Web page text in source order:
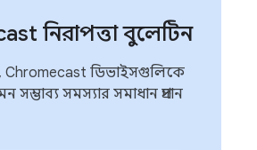
নিরাপত্তা বুলেটিন
Chromecast ডিভাইসগুলিকে
সম্ভাব্য সমস্যার সমাধান প্রদান